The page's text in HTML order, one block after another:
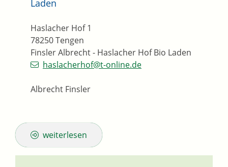
Laden
Finsler Albrecht - Haslacher Hof Bio Laden
Haslacher Hof 1
78250Tengen
haslacherhof@t-online.de
Albrecht Finsler
weiterlesen